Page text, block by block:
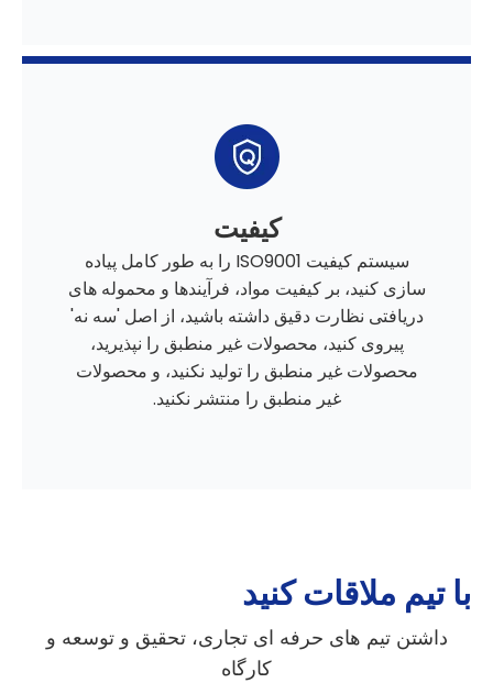
کیفیت
سیستم کیفیت ISO9001 را به طور کامل پیاده
سازی کنید، بر کیفیت مواد، فرآیندها و محموله های
دریافتی نظارت دقیق داشته باشید، از اصل 'سه نه'
پیروی کنید، محصولات غیر منطبق را نپذیرید،
محصولات غیر منطبق را تولید نکنید، و محصولات
غیر منطبق را منتشر نکنید.
با تیم ملاقات کنید
داشتن تیم های حرفه ای تجاری، تحقیق و توسعه و
کارگاه